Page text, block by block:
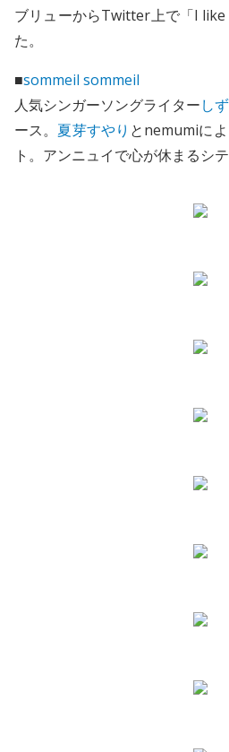
ブリューからTwitter上で「I
た。
■sommeil sommeil
人気シンガーソングライターし
ース。 夏芽すやり とnemumiに
ト。アンニュイで心が休まるシ